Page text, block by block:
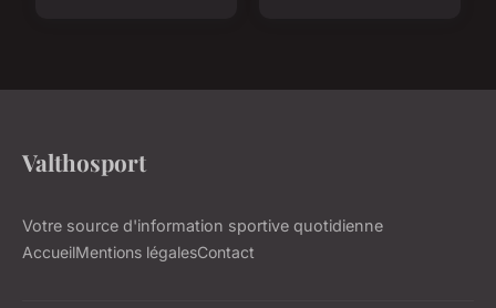
Valthosport
Votre source d'information sportive quotidienne
AccueilMentions légalesContact